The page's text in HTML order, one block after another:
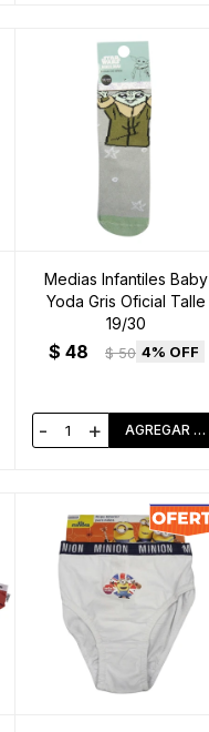
Medias Infantiles Baby
Yoda Gris Oficial Talle
19/30
$ 48 $ 50 4
- +